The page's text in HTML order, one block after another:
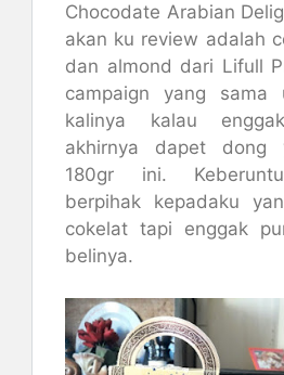
Chocodate Arabian
akan ku review adalah
dan almond dari Lifull
campaign yang sama
kalinya kalau
akhirnya dapet dong
180gr ini.
berpihak kepadaku
cokelat tapi enggak
belinya.